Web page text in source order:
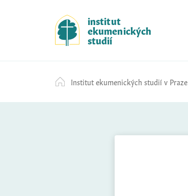
k
i
p
t
c
o
institut
ekumenických
studií
Institut ekumenických studií v Praze